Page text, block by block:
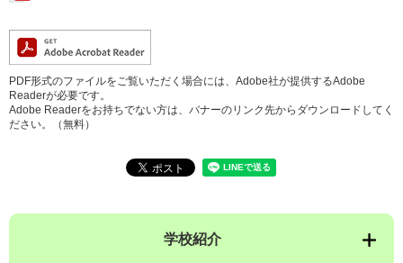
PDF形式のファイルをご覧いただく場合には、Adobe社が提供するAdobe
Readerが必要です。
Adobe Readerをお持ちでない方は、バナーのリンク先からダウンロードしてく
ださい。（無料）
学校紹介